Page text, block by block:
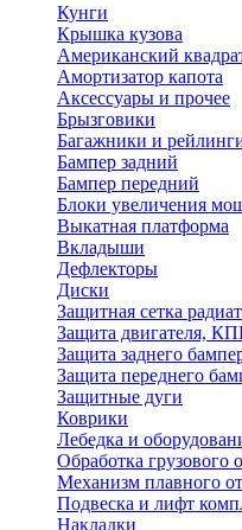
Кунги
Крышка кузова
Американский
Амортизатор капота
Аксессуары и прочее
Брызговики
Багажники и
Бампер задний
Бампер передний
Блоки увеличения
Выкатная платформа
Вкладыши
Дефлекторы
Диски
Защитная сетка
Защита двигателя,
Защита заднего
Защита переднего
Защитные дуги
Коврики
Лебедка и
Обработка грузового
Механизм плавного
Подвеска и лифт
Накладки